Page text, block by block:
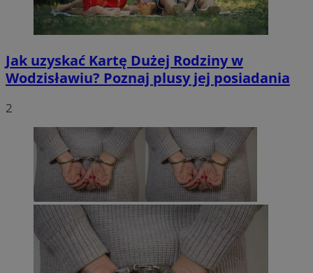
Jak uzyskać Kartę Dużej Rodziny w
Wodzisławiu? Poznaj plusy jej posiadania
2